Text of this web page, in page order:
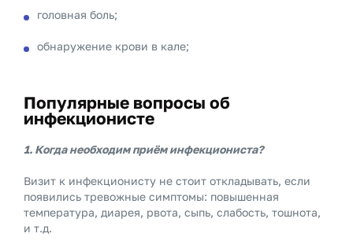
головная боль;
обнаружение крови в кале;
Популярные вопросы об
инфекционисте
1. Когда необходим приём инфекциониста?
Визит к инфекционисту не стоит откладывать, если
появились тревожные симптомы: повышенная
температура, диарея, рвота, сыпь, слабость, тошнота,
и т.д.